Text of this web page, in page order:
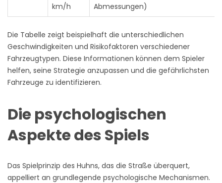
km/h
Abmessungen)
Die Tabelle zeigt beispielhaft die unterschiedlichen
Geschwindigkeiten und Risikofaktoren verschiedener
Fahrzeugtypen. Diese Informationen können dem Spieler
helfen, seine Strategie anzupassen und die gefährlichsten
Fahrzeuge zu identifizieren.
Die psychologischen
Aspekte des Spiels
Das Spielprinzip des Huhns, das die Straße überquert,
appelliert an grundlegende psychologische Mechanismen.